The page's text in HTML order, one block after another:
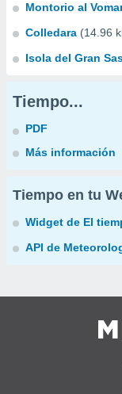
Montorio al
Colledara (14.96
Isola del Gran
Tiempo...
PDF
Más información
Tiempo en tu
Widget de El
API de